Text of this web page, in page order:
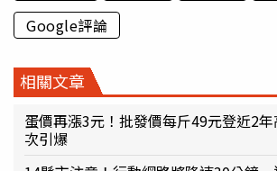
Google評論
相關文章
蛋價再漲3元！批發價每斤49元登近2
次引爆